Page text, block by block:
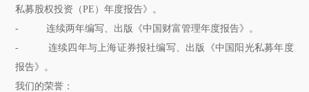
私募股权投资（PE）年度报告》。
- 连续两年编写、出版《中国财富管理年度报告》。
- 连续四年与上海证券报社编写、出版《中国阳光私募年度
报告》。
我们的荣誉：